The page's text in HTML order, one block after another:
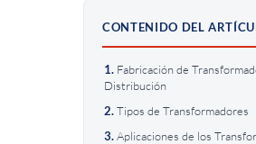
CONTENIDO DEL
Fabricación de
Distribución
Tipos de Transformadores
Aplicaciones de los